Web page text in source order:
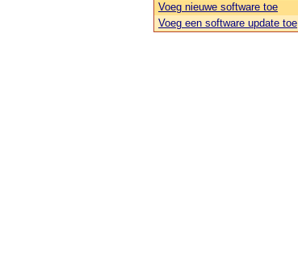
Voeg nieuwe software toe
Voeg een software update toe